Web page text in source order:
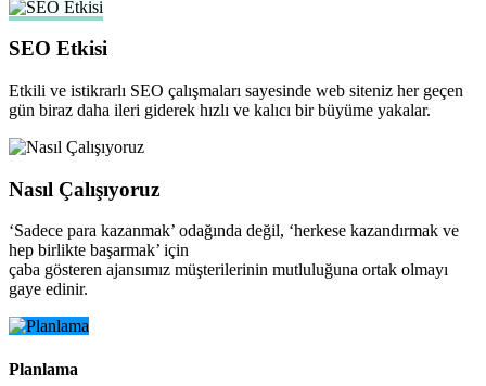
SEO Etkisi
Etkili ve istikrarlı SEO çalışmaları sayesinde web siteniz her geçen
gün biraz daha ileri giderek hızlı ve kalıcı bir büyüme yakalar.
Nasıl Çalışıyoruz
‘Sadece para kazanmak’ odağında değil, ‘herkese kazandırmak ve
hep birlikte başarmak’ için
çaba gösteren ajansımız müşterilerinin mutluluğuna ortak olmayı
gaye edinir.
Planlama